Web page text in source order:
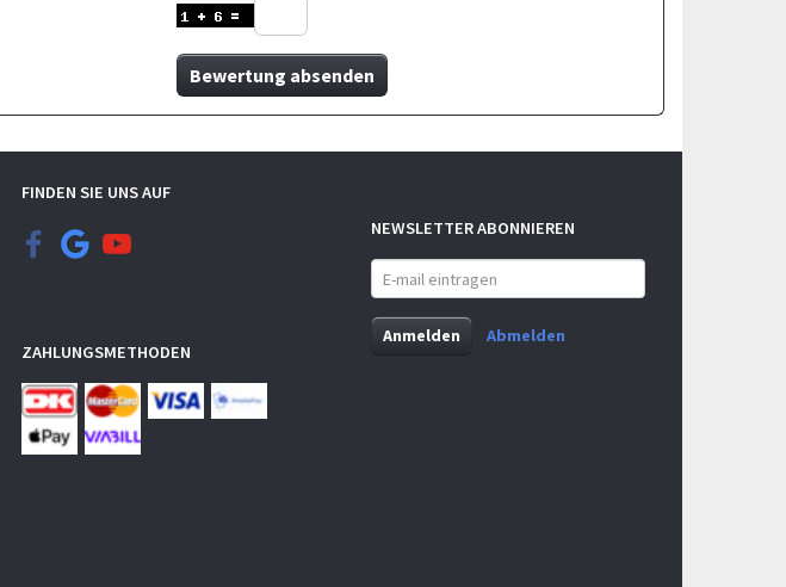
Bewertung absenden
FINDEN SIE UNS AUF
ZAHLUNGSMETHODEN
NEWSLETTER ABONNIEREN
E-
mail
eintragen
Anmelden
Abmelden